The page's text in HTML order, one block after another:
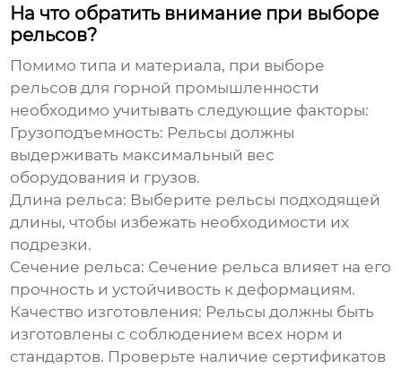
На что обратить внимание при выборе
рельсов?
Помимо типа и материала, при выборе
рельсов для горной промышленности
необходимо учитывать следующие факторы:
Грузоподъемность: Рельсы должны
выдерживать максимальный вес
оборудования и грузов.
Длина рельса: Выберите рельсы подходящей
длины, чтобы избежать необходимости их
подрезки.
Сечение рельса: Сечение рельса влияет на его
прочность и устойчивость к деформациям.
Качество изготовления: Рельсы должны быть
изготовлены с соблюдением всех норм и
стандартов. Проверьте наличие сертификатов